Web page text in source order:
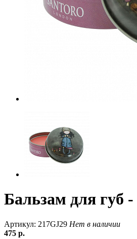
Бальзам для губ -
Артикул: 217GJ29 Нет в наличии
475 р.